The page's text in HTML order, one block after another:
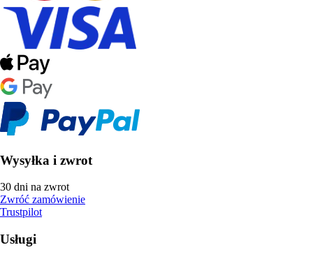
Wysyłka i zwrot
30 dni na zwrot
Zwróć zamówienie
Trustpilot
Usługi